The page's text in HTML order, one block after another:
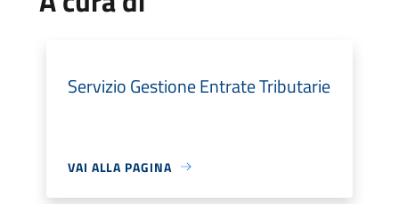
Servizio Gestione Entrate Tributarie
VAI ALLA PAGINA